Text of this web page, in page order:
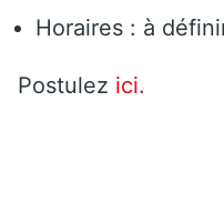
Horaires : à
Postulez ici.